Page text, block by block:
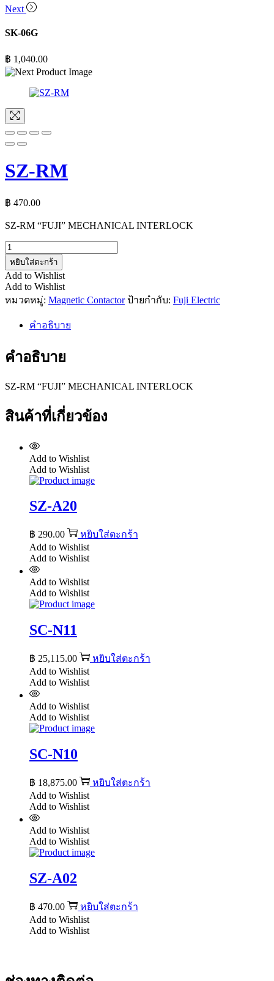
Next
SK-06G
฿ 1,040.00
SZ-RM
฿ 470.00
SZ-RM “FUJI” MECHANICAL INTERLOCK
จำนวน
SZ-
RM
ชิ้น
หยิบใส่ตะกร้า
Add to Wishlist
Add to Wishlist
หมวดหมู่: Magnetic Contactor ป้ายกำกับ: Fuji Electric
คำอธิบาย
คำอธิบาย
SZ-RM “FUJI” MECHANICAL INTERLOCK
สินค้าที่เกี่ยวข้อง
Add to Wishlist
Add to Wishlist
SZ-A20
฿ 290.00
หยิบใส่ตะกร้า
Add to Wishlist
Add to Wishlist
Add to Wishlist
Add to Wishlist
SC-N11
฿ 25,115.00
หยิบใส่ตะกร้า
Add to Wishlist
Add to Wishlist
Add to Wishlist
Add to Wishlist
SC-N10
฿ 18,875.00
หยิบใส่ตะกร้า
Add to Wishlist
Add to Wishlist
Add to Wishlist
Add to Wishlist
SZ-A02
฿ 470.00
หยิบใส่ตะกร้า
Add to Wishlist
Add to Wishlist